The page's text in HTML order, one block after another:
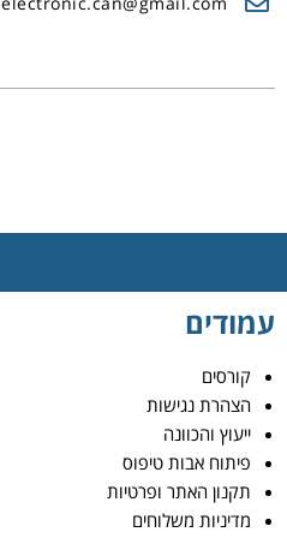
עמודים
קורסים
הצהרת נגישות
ייעוץ והכוונה
פיתוח אבות טיפוס
תקנון האתר ופרטיות
מדיניות משלוחים